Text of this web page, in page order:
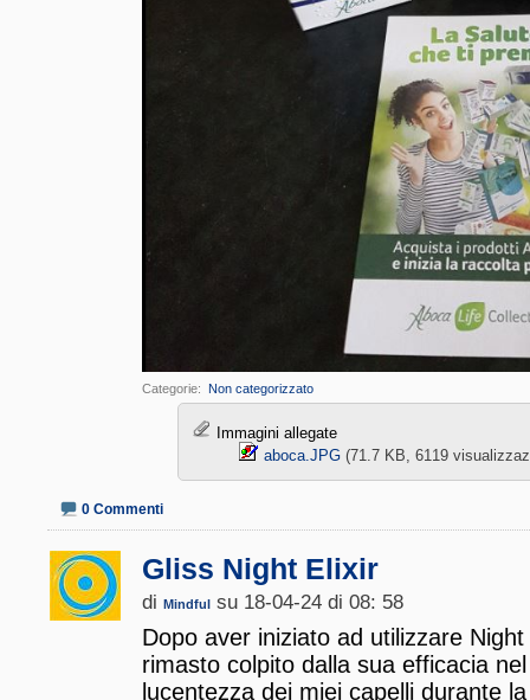
Categorie Non categorizzato
Immagini allegate
aboca.JPG‎ (71.7 KB, 6119
0 Commenti
Gliss Night Elixir
di Mindful su 18-04-24 di 08: 58
Dopo aver iniziato ad utilizzare
rimasto colpito dalla sua efficacia
lucentezza dei miei capelli durante